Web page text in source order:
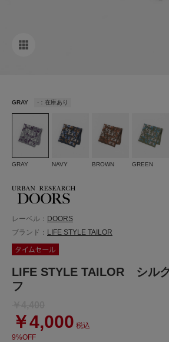
GRAY -：在庫あり
GRAY NAVY BROWN GREEN
レーベル： DOORS
ブランド： LIFE STYLE TAILOR
LIFE STYLE TAILOR シル
フ
￥4,000 税込
9%OFF